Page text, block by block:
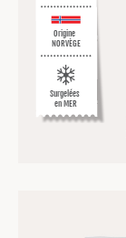
Surgelées
en MER
Origine
NORVÈGE